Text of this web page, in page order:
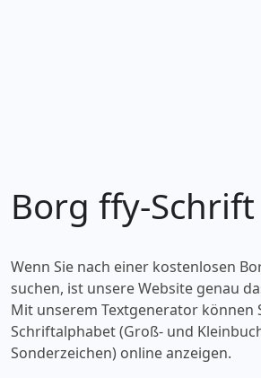
Borg ffy-Schrift
Wenn Sie nach einer kostenlosen
suchen, ist unsere Website genau
Mit unserem Textgenerator können
Schriftalphabet (Groß- und
Sonderzeichen) online anzeigen.